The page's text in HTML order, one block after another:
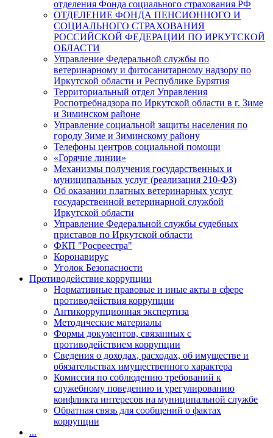
отделения Фонда социального страхования РФ
ОТДЕЛЕНИЕ ФОНДА ПЕНСИОННОГО И
СОЦИАЛЬНОГО СТРАХОВАНИЯ
РОССИЙСКОЙ ФЕДЕРАЦИИ ПО ИРКУТСКОЙ
ОБЛАСТИ
Управление Федеральной службы по
ветеринарному и фитосанитарному надзору по
Иркутской области и Республике Бурятия
Территориальный отдел Управления
Роспотребнадзора по Иркутской области в г. Зиме
и Зиминском районе
Управление социальной защиты населения по
городу Зиме и Зиминскому району
Телефоны центров социальной помощи
«Горячие линии»
Механизмы получения государственных и
муниципальных услуг (реализация 210-ФЗ)
Об оказании платных ветеринарных услуг
государственной ветеринарной службой
Иркутской области
Управление Федеральной службы судебных
приставов по Иркутской области
ФКП "Росреестра"
Коронавирус
Уголок Безопасности
Противодействие коррупции
Нормативные правовые и иные акты в сфере
противодействия коррупции
Антикоррупционная экспертиза
Методические материалы
Формы документов, связанных с
противодействием коррупции
Сведения о доходах, расходах, об имуществе и
обязательствах имущественного характера
Комиссия по соблюдению требований к
служебному поведению и урегулированию
конфликта интересов на муниципальной службе
Обратная связь для сообщений о фактах
коррупции
...